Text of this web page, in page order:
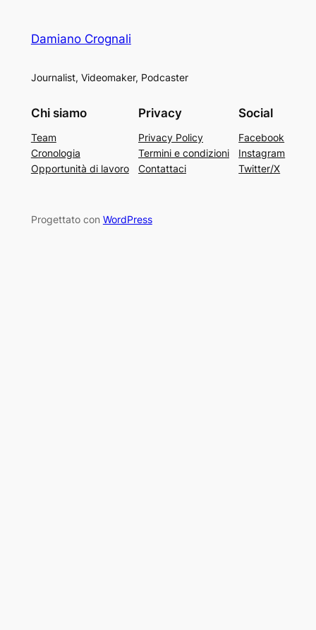
Damiano Crognali
Journalist, Videomaker, Podcaster
Chi siamo
Team
Cronologia
Opportunità di lavoro
Privacy
Privacy Policy
Termini e condizioni
Contattaci
Social
Facebook
Instagram
Twitter/X
Progettato con WordPress